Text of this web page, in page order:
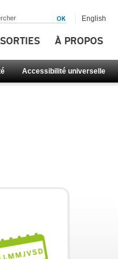
À PROPOS
Accessibilité universelle
English